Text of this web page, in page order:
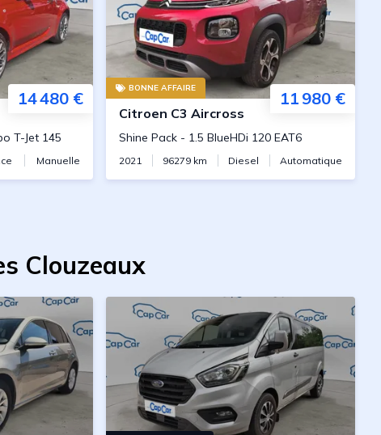
14 480 €
T-Jet 145
Manuelle
BONNE AFFAIRE
11 980 €
Citroen C3 Aircross
Shine Pack - 1.5 BlueHDi 120 EAT6
2021 96279 km Diesel Automatique
Clouzeaux